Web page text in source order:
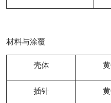
材料与涂覆
壳体
插针